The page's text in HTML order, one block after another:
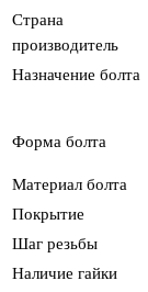
Страна
производитель
Назначение болта
Форма болта
Материал болта
Покрытие
Шаг резьбы
Наличие гайки